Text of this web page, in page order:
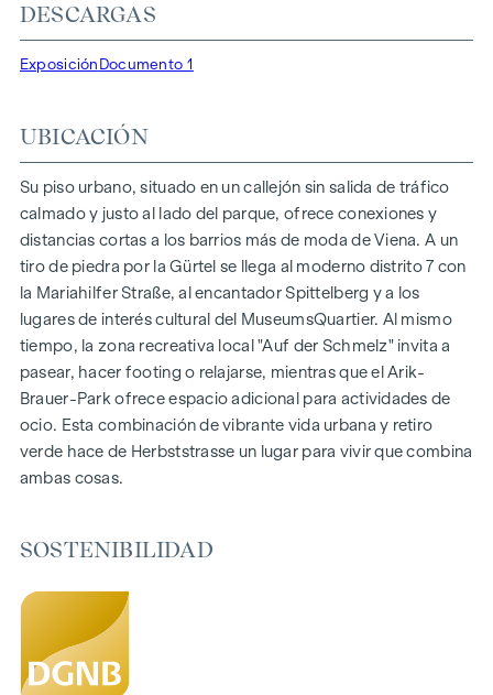
Más información en:WOHNEN AM PARK, 1160 Viena,
Herbststraße - Winegg
Superficie habitable de 30 a 130 m² aprox.
Pisos de 1 a 4 habitaciones
Jardines, balcones, logias y terrazas
Grandes alturas
Aparcamiento subterráneo | e-mobility
Tranquilo patio interior
Sistema fotovoltaico en el tejado
Sala común
LLEGAR A CASA
En Herbststrasse le espera una experiencia vital única que
combina diseño y comodidad de forma extraordinaria. El
atemporal, ideal para una vida moderna y con estilo. Los
garantizan un confort natural en las estancias. Para mayor
comodidad, las persianas exteriores con control eléctrico
proporcionan un sombreado personalizado y una agradable
regulación de la luz. En las plantas superiores hay una
DESCARGAS
Exposición Documento 1
UBICACIÓN
Su piso urbano, situado en un callejón sin salida de tráfico
calmado y justo al lado del parque, ofrece conexiones y
distancias cortas a los barrios más de moda de Viena. A un
tiro de piedra por la Gürtel se llega al moderno distrito 7 con
la Mariahilfer Straße, al encantador Spittelberg y a los
lugares de interés cultural del MuseumsQuartier. Al mismo
tiempo, la zona recreativa local "Auf der Schmelz" invita a
pasear, hacer footing o relajarse, mientras que el Arik-
Brauer-Park ofrece espacio adicional para actividades de
ocio. Esta combinación de vibrante vida urbana y retiro
verde hace de Herbststrasse un lugar para vivir que combina
ambas cosas.
SOSTENIBILIDAD